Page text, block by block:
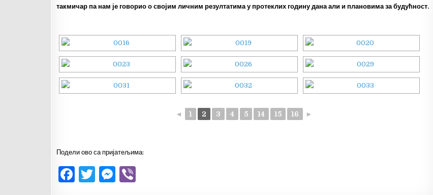
такмичар па нам је говорио о својим личним резултатима у протеклих годину дана али и плановима за будућност.
◄ 1 2 3 4 5 14 15 16 ►
Подели ово са пријатељима:
F T M V